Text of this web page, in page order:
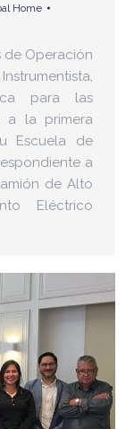
Home
de Operación
para las
a la primera
Escuela de
a
de Alto
Eléctrico